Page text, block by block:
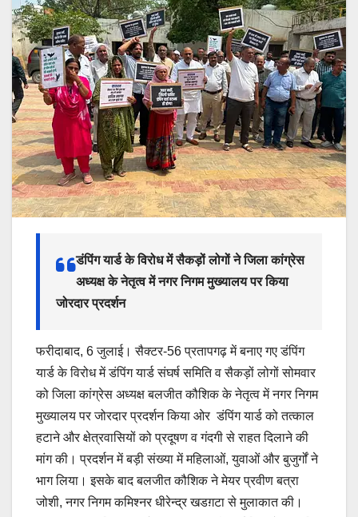
डंपिंग यार्ड के विरोध में सैकड़ों लोगों ने जिला कांग्रेस
अध्यक्ष के नेतृत्व में नगर निगम मुख्यालय पर किया
जोरदार प्रदर्शन
फरीदाबाद, 6 जुलाई। सैक्टर-56 प्रतापगढ़ में बनाए गए डंपिंग
यार्ड के विरोध में डंपिंग यार्ड संघर्ष समिति व सैकड़ों लोगों सोमवार
को जिला कांग्रेस अध्यक्ष बलजीत कौशिक के नेतृत्व में नगर निगम
मुख्यालय पर जोरदार प्रदर्शन किया ओर डंपिंग यार्ड को तत्काल
हटाने और क्षेत्रवासियों को प्रदूषण व गंदगी से राहत दिलाने की
मांग की। प्रदर्शन में बड़ी संख्या में महिलाओं, युवाओं और बुजुर्गों ने
भाग लिया। इसके बाद बलजीत कौशिक ने मेयर प्रवीण बत्रा
जोशी, नगर निगम कमिश्नर धीरेन्द्र खडग़टा से मुलाकात की।